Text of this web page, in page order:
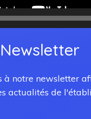
Newsletter
à notre newsletter
actualités de